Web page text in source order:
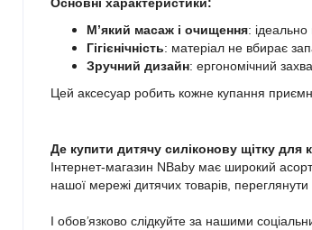
М’який масаж і очищення: ідеально
Гігієнічність: матеріал не вбирає
Зручний дизайн: ергономічний
Цей аксесуар робить кожне купання
Де купити дитячу силіконову щітку
Інтернет-магазин NBaby має широкий
нашої мережі дитячих товарів,
І обов’язково слідкуйте за нашими